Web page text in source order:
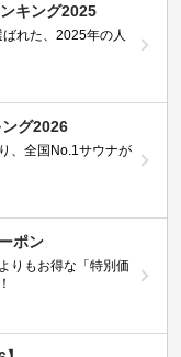
キング2025
れた、2025年の人
グ2026
、全国No.1サウナが
ポン
りもお得な「特別価